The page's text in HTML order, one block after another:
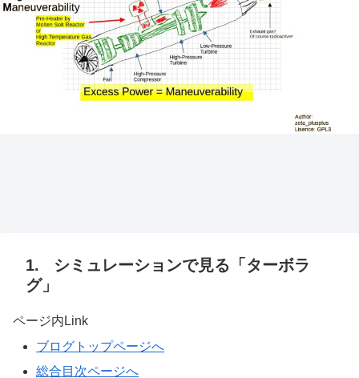
シミュレーションで見る「ターボラ
グ」
ページ内Link
ブログトップページへ
総合目次ページへ